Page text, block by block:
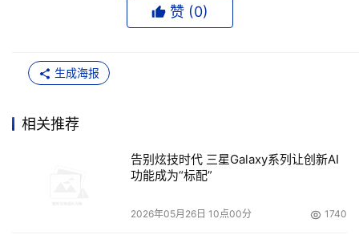
化水平，它可以帮助用户利用当今网络存储虚拟化技术的基
础，同时也可以作为部署新的网络存储虚拟化的一个平台。
跨多层、异构SAN无缝地移动数据，并使与存储相关的停机
配；因为使用一个开放、基于标准的解决方案，所以可从一
日立数据系统有限公司（HDS）在大会上正式推出创新
型产品Hitachi TagmaStore网络存储控制器NSC55。
赞 (0)
生成海报
相关推荐
告别炫技时代 三星Galaxy系列让创新AI
功能成为“标配”
2026年05月26日 10点00分 1740